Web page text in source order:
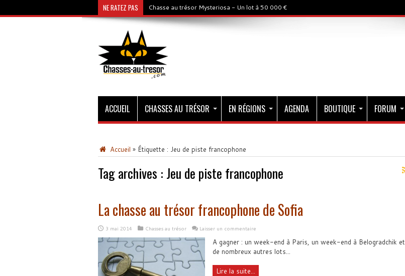
NE RATEZ PAS Chasse au trésor Mysteriosa - Un lot à 50 000 €
ACCUEIL CHASSES AU TRÉSOR EN RÉGIONS AGENDA BOUTIQUE FORUM
Accueil » Étiquette : Jeu de piste francophone
Tag archives : Jeu de piste francophone
La chasse au trésor francophone de Sofia
3 mai 2014 Chasses au trésor Laisser un commentaire
A gagner : un week-end à Paris, un week-end à Belogradchik et
de nombreux autres lots...
Lire la suite...